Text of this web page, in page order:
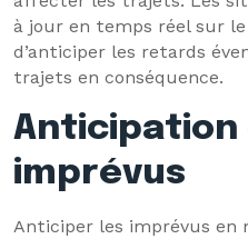
à jour en temps réel sur
d’anticiper les retards
trajets en conséquence.
Anticipation
imprévus
Anticiper les imprévus